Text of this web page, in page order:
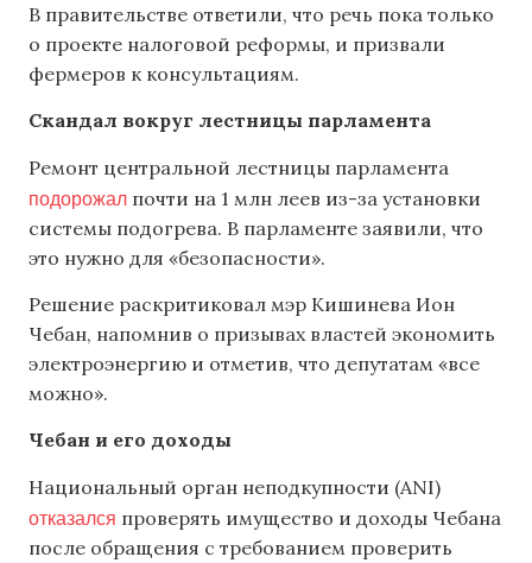
В правительстве ответили, что речь пока только
о проекте налоговой реформы, и призвали
фермеров к консультациям.
Скандал вокруг лестницы парламента
Ремонт центральной лестницы парламента
подорожал почти на 1 млн леев из-за установки
системы подогрева. В парламенте заявили, что
это нужно для «безопасности».
Решение раскритиковал мэр Кишинева Ион
Чебан, напомнив о призывах властей экономить
электроэнергию и отметив, что депутатам «все
можно».
Чебан и его доходы
Национальный орган неподкупности (ANI)
отказался проверять имущество и доходы Чебана
после обращения с требованием проверить